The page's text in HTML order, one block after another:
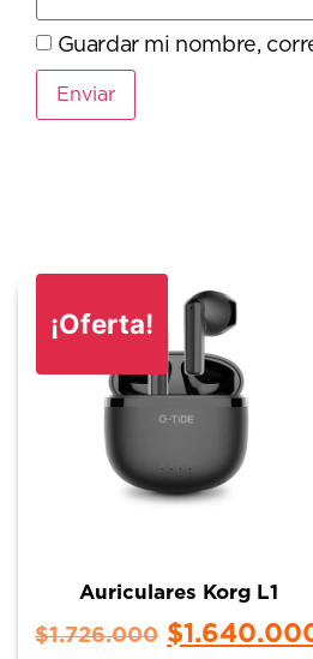
Guardar mi nombre,
¡Oferta!
Auriculares Korg L1
$1.726.000 $